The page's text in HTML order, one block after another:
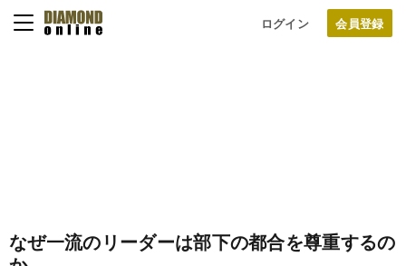
ログイン
なぜ一流のリーダーは部下の都合を尊重するの